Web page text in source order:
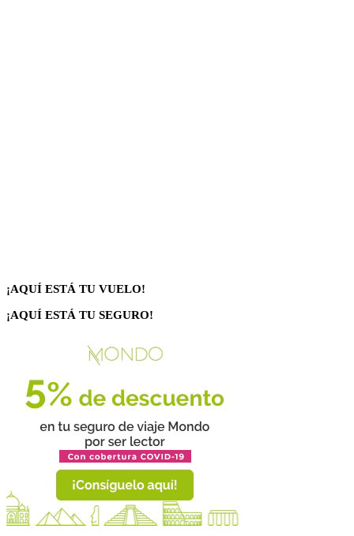
¡AQUÍ ESTÁ TU VUELO!
¡AQUÍ ESTÁ TU SEGURO!